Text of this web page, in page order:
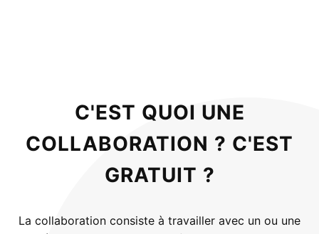
C'EST QUOI UNE
COLLABORATION ? C'EST
GRATUIT ?
La collaboration consiste à travailler avec un ou une